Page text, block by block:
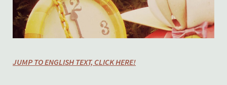
JUMP TO ENGLISH TEXT, CLICK HERE!